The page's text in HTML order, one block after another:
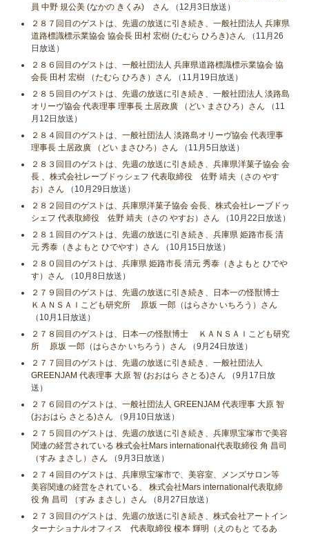
員 中野 規公美 (なかの きくみ) さん （12月3日放送）
２８７回目のゲストは、先週の放送に引き続き、一般社団法人 兵庫県
道路標識標示業協会 協会長 田村 宏樹 (たむら ひろき)さん （11月26
日放送）
２８６回目のゲストは、一般社団法人 兵庫県道路標識標示業協会 協
会長 田村 宏樹 （たむら ひろき）さん （11月19日放送）
２８５回目のゲストは、先週の放送に引き続き、一般社団法人 淡路島
オリーヴ協会 代表理事 理事長 土居政廣 （どい まさひろ）さん （11
月12日放送）
２８４回目のゲストは、一般社団法人 淡路島オリーヴ協会 代表理事
理事長 土居政廣 （どい まさひろ）さん （11月5日放送）
２８３回目のゲストは、先週の放送に引き続き、兵庫県洋菓子協会 会
長 、株式会社レーブドゥシェフ 代表取締役 佐野 靖夫（さの やす
お）さん （10月29日放送）
２８２回目のゲストは、兵庫県洋菓子協会 会長、株式会社レーブドゥ
シェフ 代表取締役 佐野 靖夫（さの やすお）さん （10月22日放送）
２８１回目のゲストは、先週の放送に引き続き、兵庫県 姫路市長 清
元 秀泰（きよもと ひでやす）さん （10月15日放送）
２８０回目のゲストは、兵庫県 姫路市長 清元 秀泰（きよもと ひでや
す）さん （10月8日放送）
２７９回目のゲストは、先週の放送に引き続き、日本一の怪獣博士
ＫＡＮＳＡＩこども研究所 原坂 一郎（はらさか いちろう）さん
（10月1日放送）
２７８回目のゲストは、日本一の怪獣博士 ＫＡＮＳＡＩこども研究
所 原坂 一郎（はらさか いちろう）さん （9月24日放送）
２７７回目のゲストは、先週の放送に引き続き、一般社団法人
GREENJAM 代表理事 大原 智 (おおはら さとる)さん （9月17日放
送）
２７６回目のゲストは、一般社団法人 GREENJAM 代表理事 大原 智
(おおはら さとる)さん （9月10日放送）
２７５回目のゲストは、先週の放送に引き続き、兵庫県宝塚市で美容
関連の経営されている 株式会社Mars international代表取締役 角 昌司
（すみ まさし）さん （9月3日放送）
２７４回目のゲストは、兵庫県宝塚市で、美容室、メンズサロン等
美容関連の経営をされている、 株式会社Mars international代表取締
役 角 昌司 （すみ まさし）さん （8月27日放送）
２７３回目のゲストは、先週の放送に引き続き、株式会社アートイン
ターナショナルオフィス 代表取締役 榎本 輝明（えのもと てるあ